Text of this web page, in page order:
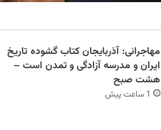
مهاجرانی: آذربایجان کتاب گشوده تاریخ
ایران و مدرسه آزادگی و تمدن است –
هشت صبح
1 ساعت پیش